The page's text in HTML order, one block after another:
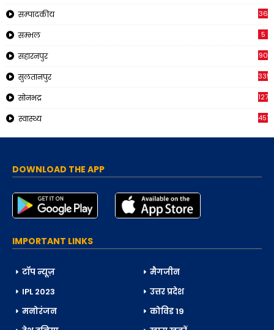
सम्पादकीय 36
सम्भल 5
सहारनपुर 90
सुलतानपुर 335
सोनभद्र 1271
स्वास्थ्य 451
DOWNLOAD THE APP
IMPORTANT LINKS
टॉप न्यूज़
मैगजीन
IPL 2023
उत्तर प्रदेश
मनोरंजन
कोविड 19